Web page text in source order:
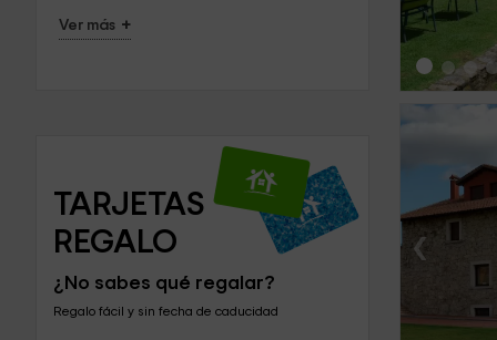
Ver más +
TARJETAS
REGALO
¿No sabes qué regalar?
Regalo fácil y sin fecha de caducidad
‹